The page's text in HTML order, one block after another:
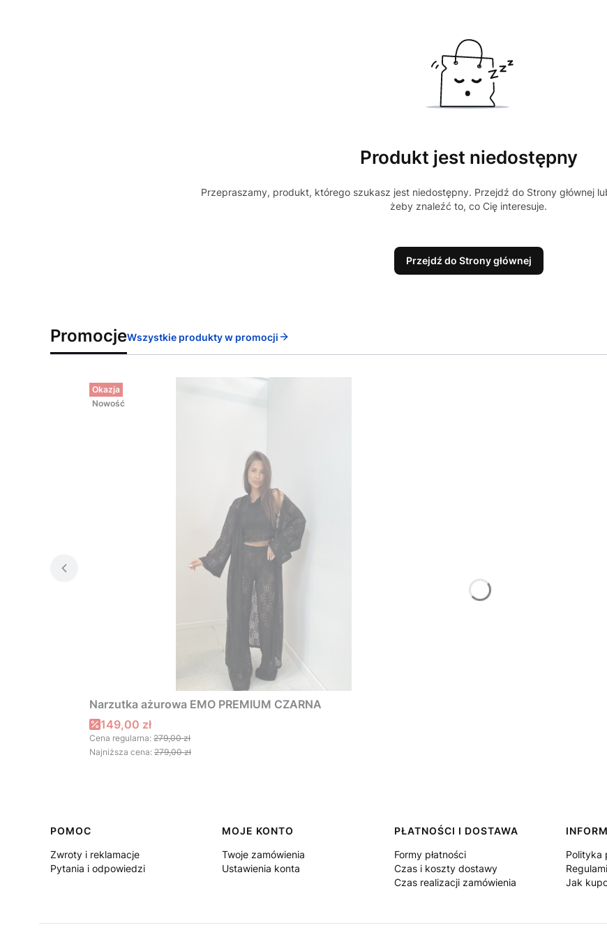
Produkt jest niedostępny
Przepraszamy, produkt, którego szukasz jest niedostępny. Przejdź do Strony głównej
żeby znaleźć to, co Cię interesuje.
Przejdź do Strony głównej
PromocjeWszystkie produkty w promocji
Okazja
Nowość
Narzutka ażurowa EMO PREMIUM CZARNA
Cena promocyjna
149,00 zł
Cena regularna: 279,00 zł
Najniższa cena: 279,00 zł
Linki w stopce
POMOC
Zwroty i reklamacje
Pytania i odpowiedzi
MOJE KONTO
Twoje zamówienia
Ustawienia konta
PŁATNOŚCI I DOSTAWA
Formy płatności
Czas i koszty dostawy
Czas realizacji zamówienia
Polityka
Jak